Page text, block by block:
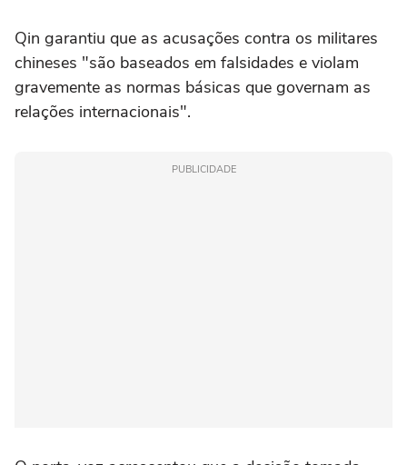
Qin garantiu que as acusações contra os militares
chineses "são baseados em falsidades e violam
gravemente as normas básicas que governam as
relações internacionais".
PUBLICIDADE